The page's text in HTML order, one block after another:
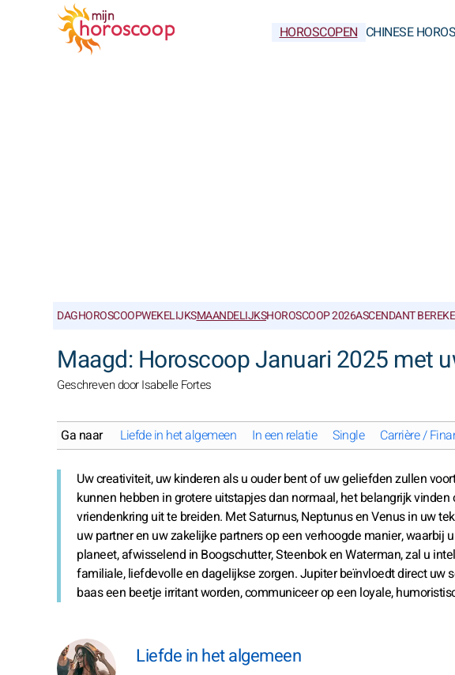
HOROSCOPEN CHINESE
DAGHOROSCOOPWEKELIJKSMAANDELIJKSHOROSCOOP 2026ASCENDANT
Maagd: Horoscoop Januari 2025 met
Geschreven door Isabelle Fortes
Ga naar Liefde in het algemeen In een relatie Single Carrière /
Uw creativiteit, uw kinderen als u ouder bent of uw geliefden zullen
kunnen hebben in grotere uitstapjes dan normaal, het belangrijk
vriendenkring uit te breiden. Met Saturnus, Neptunus en Venus in uw
uw partner en uw zakelijke partners op een verhoogde manier, waarbij
planeet, afwisselend in Boogschutter, Steenbok en Waterman, zal u
familiale, liefdevolle en dagelijkse zorgen. Jupiter beïnvloedt direct uw
baas een beetje irritant worden, communiceer op een loyale,
Liefde in het algemeen